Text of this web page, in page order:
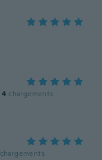
4 chargements
chargements